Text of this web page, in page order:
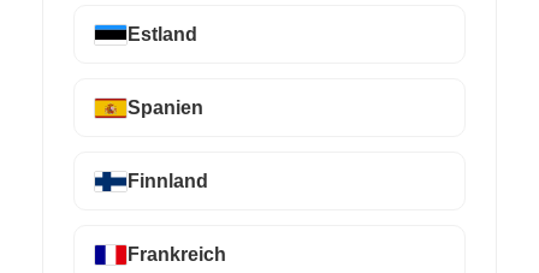
Estland
Spanien
Finnland
Frankreich